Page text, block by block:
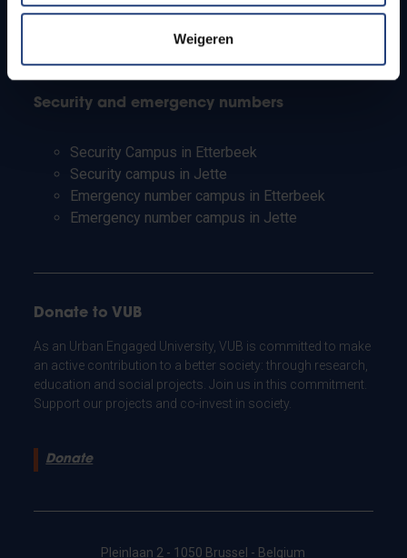
Weigeren
Teachers and secondary schools
Working students
Security and emergency numbers
Security Campus in Etterbeek
Security campus in Jette
Emergency number campus in Etterbeek
Emergency number campus in Jette
Donate to VUB
As an Urban Engaged University, VUB is committed to make
an active contribution to a better society: through research,
education and social projects. Join us in this commitment.
Support our projects and co-invest in society.
Donate
Pleinlaan 2 - 1050 Brussel - Belgium